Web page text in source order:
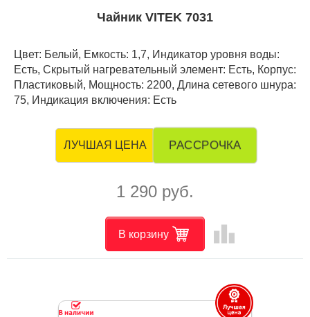
Чайник VITEK 7031
Цвет: Белый, Емкость: 1,7, Индикатор уровня воды:
Есть, Скрытый нагревательный элемент: Есть, Корпус:
Пластиковый, Мощность: 2200, Длина сетевого шнура:
75, Индикация включения: Есть
ЛУЧШАЯ ЦЕНА РАССРОЧКА
1 290 руб.
В корзину leaderboard